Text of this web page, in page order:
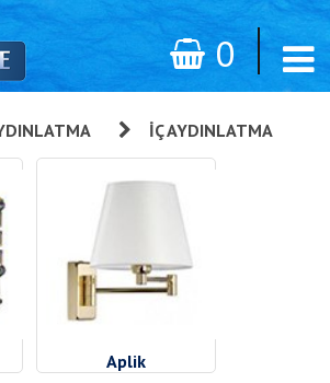
0
İÇ AYDINLATMA
Aplik